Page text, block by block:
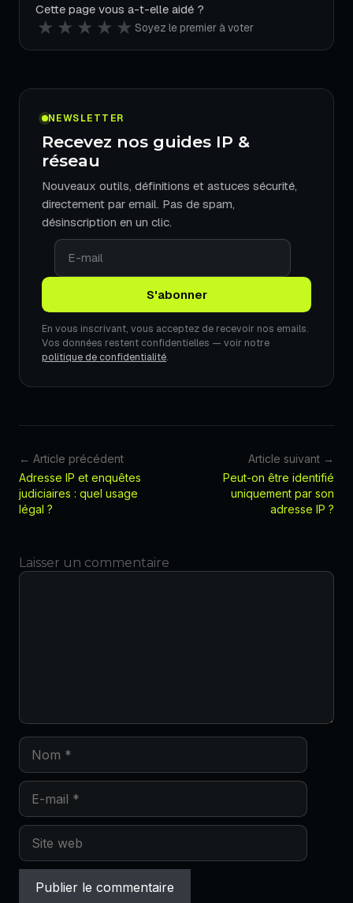
Cette page vous a-t-elle aidé ?
★ ★ ★ ★ ★ Soyez le premier à voter
NEWSLETTER
Recevez nos guides IP &
réseau
Nouveaux outils, définitions et astuces sécurité,
directement par email. Pas de spam,
désinscription en un clic.
En vous inscrivant, vous acceptez de recevoir nos emails.
Vos données restent confidentielles — voir notre
politique de confidentialité.
← Article précédent
Adresse IP et enquêtes
judiciaires : quel usage
légal ?
Article suivant →
Peut-on être identifié
uniquement par son
adresse IP ?
Laisser un commentaire
Commentaire
Nom
E-
mail
Site
web